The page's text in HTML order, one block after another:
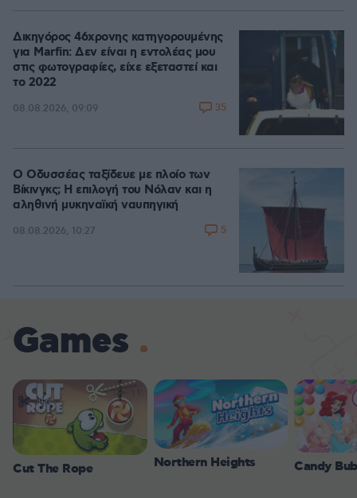
Δικηγόρος 46χρονης κατηγορουμένης
για Marfin: Δεν είναι η εντολέας μου
στις φωτογραφίες, είχε εξεταστεί και
το 2022
08.08.2026, 09:09 35
Ο Οδυσσέας ταξίδευε με πλοίο των
Βίκινγκς; Η επιλογή του Νόλαν και η
αληθινή μυκηναϊκή ναυπηγική
08.08.2026, 10:27 5
Games
Cut The Rope Northern Heights Candy